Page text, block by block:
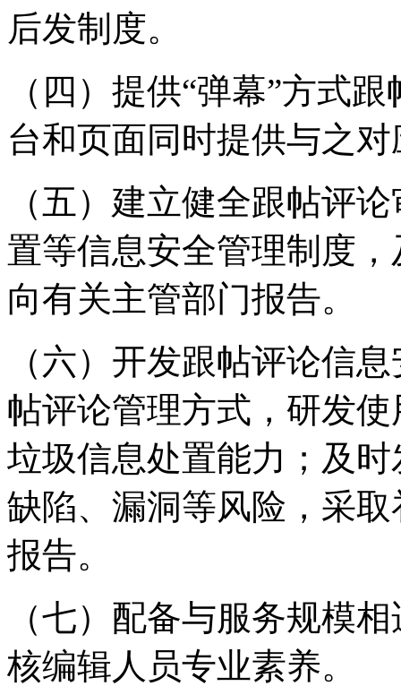
后发制度。
（四）提供“弹幕”方式
台和页面同时提供与之
（五）建立健全跟帖评
置等信息安全管理制度
向有关主管部门报告。
（六）开发跟帖评论信
帖评论管理方式，研发
垃圾信息处置能力；及
缺陷、漏洞等风险，采
报告。
（七）配备与服务规模
核编辑人员专业素养。